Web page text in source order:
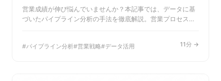
営業成績が伸び悩んでいませんか？本記事では、データに基
づいたパイプライン分析の手法を徹底解説。営業プロセスの
る実践的なノウハウをご紹介します。
パイプライン分析 営業戦略 データ活用 11分 →